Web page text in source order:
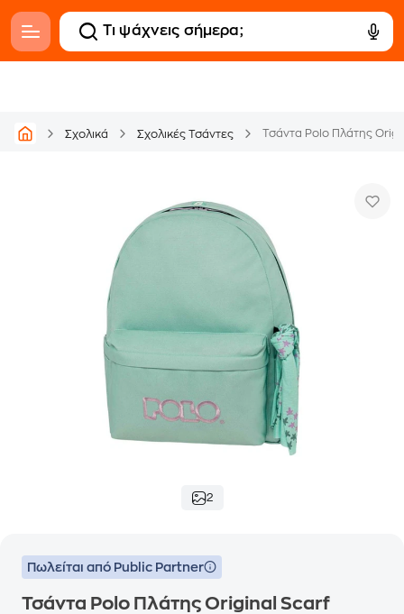
Σχολικά Σχολικές Τσάντες Τσάντα Polo Πλάτης
2
Πωλείται από Public Partner
Τσάντα Polo Πλάτης Original Scarf